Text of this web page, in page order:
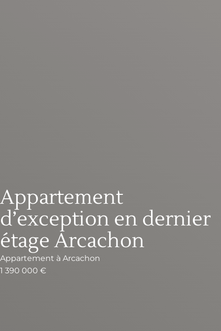
Appartement
d’exception en dernier
étage Arcachon
Appartement à Arcachon
1 390 000 €